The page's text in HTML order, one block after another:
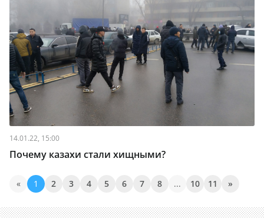
14.01.22, 15:00
Почему казахи стали хищными?
« 1 2 3 4 5 6 7 8 ... 10 11 »